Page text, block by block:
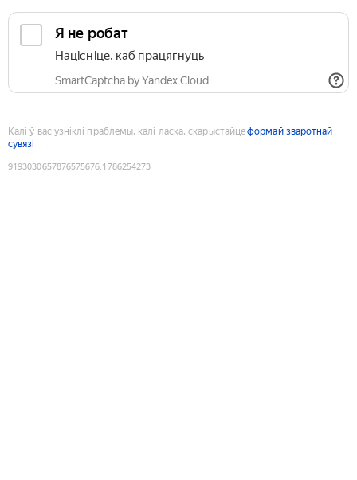
Я не робат
Націсніце, каб працягнуць
SmartCaptcha by Yandex Cloud
Калі ў вас узніклі праблемы, калі ласка, скарыстайцеформай зваротнай
сувязі
9193030657876575676:1786254273